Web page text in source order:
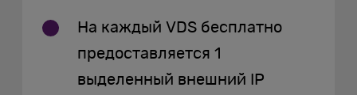
На каждый VDS бесплатно
предоставляется 1
выделенный внешний IP